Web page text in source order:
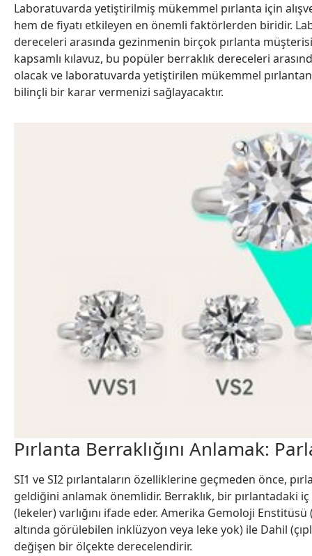
Laboratuvarda yetiştirilmiş mükemmel pırlanta için
hem de fiyatı etkileyen en önemli faktörlerden biridir.
dereceleri arasında gezinmenin birçok pırlanta
kapsamlı kılavuz, bu popüler berraklık dereceleri
olacak ve laboratuvarda yetiştirilen mükemmel
bilinçli bir karar vermenizi sağlayacaktır.
Pırlanta Berraklığını Anlamak:
SI1 ve SI2 pırlantaların özelliklerine geçmeden önce,
geldiğini anlamak önemlidir. Berraklık, bir pırlantadaki
(lekeler) varlığını ifade eder. Amerika Gemoloji
altında görülebilen inklüzyon veya leke yok) ile Dahil
değişen bir ölçekte derecelendirir.